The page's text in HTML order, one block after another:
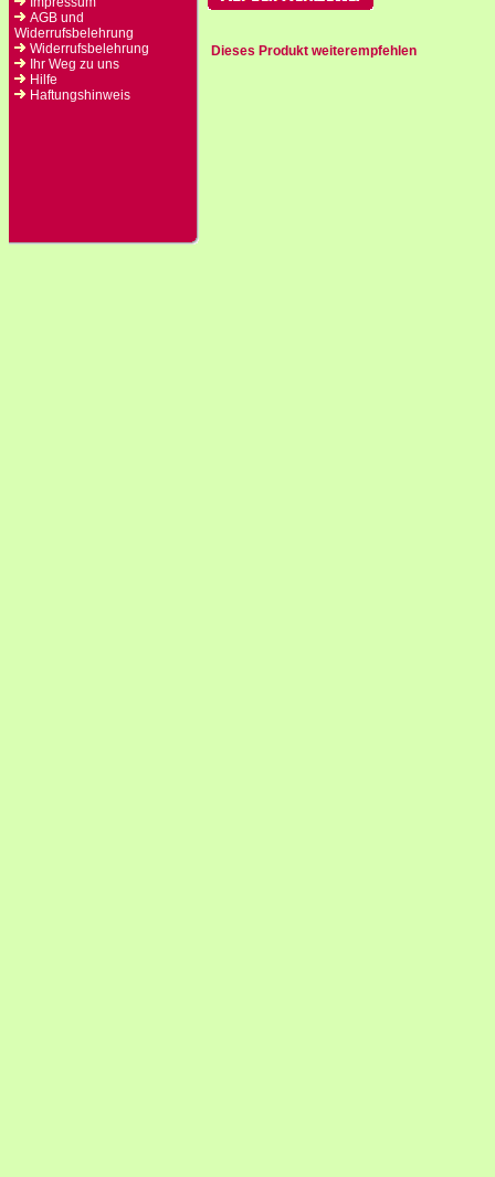
AGB und
Widerrufsbelehrung
Widerrufsbelehrung
Ihr Weg zu uns
Hilfe
Haftungshinweis
Dieses Produkt weiterempfehlen